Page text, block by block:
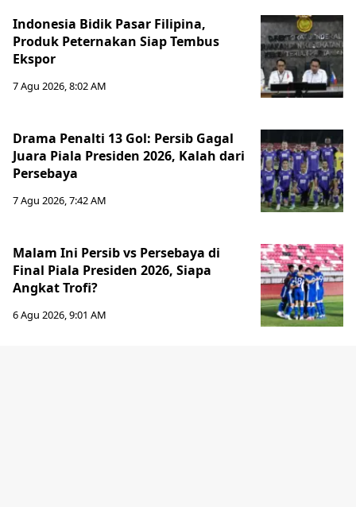
Indonesia Bidik Pasar Filipina,
Produk Peternakan Siap Tembus
Ekspor
7 Agu 2026, 8:02 AM
Drama Penalti 13 Gol: Persib Gagal
Juara Piala Presiden 2026, Kalah dari
Persebaya
7 Agu 2026, 7:42 AM
Malam Ini Persib vs Persebaya di
Final Piala Presiden 2026, Siapa
Angkat Trofi?
6 Agu 2026, 9:01 AM